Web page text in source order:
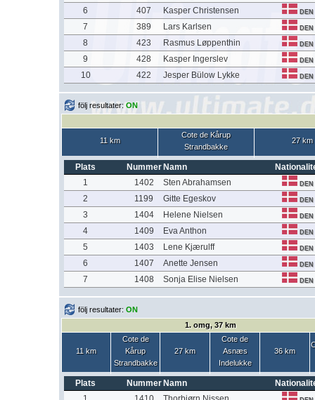
6 407 Kasper Christensen DEN
7 389 Lars Karlsen DEN
8 423 Rasmus Løppenthin DEN
9 428 Kasper Ingerslev DEN
10 422 Jesper Bülow Lykke DEN
följ resultater: ON
11 km
Cote de Kårup
Strandbakke
27 km
Plats Nummer Namn
1
1402 Sten Abrahamsen DEN
2 1199 Gitte Egeskov DEN
3 1404 Helene Nielsen DEN
4 1409 Eva Anthon DEN
5 1403 Lene Kjærulff DEN
6 1407 Anette Jensen DEN
7 1408 Sonja Elise Nielsen DEN
följ resultater: ON
1. omg, 37 km
11 km
Cote de
Kårup
Strandbakke
27 km
Cote de
Asnæs
Indelukke
36 km
Plats Nummer Namn